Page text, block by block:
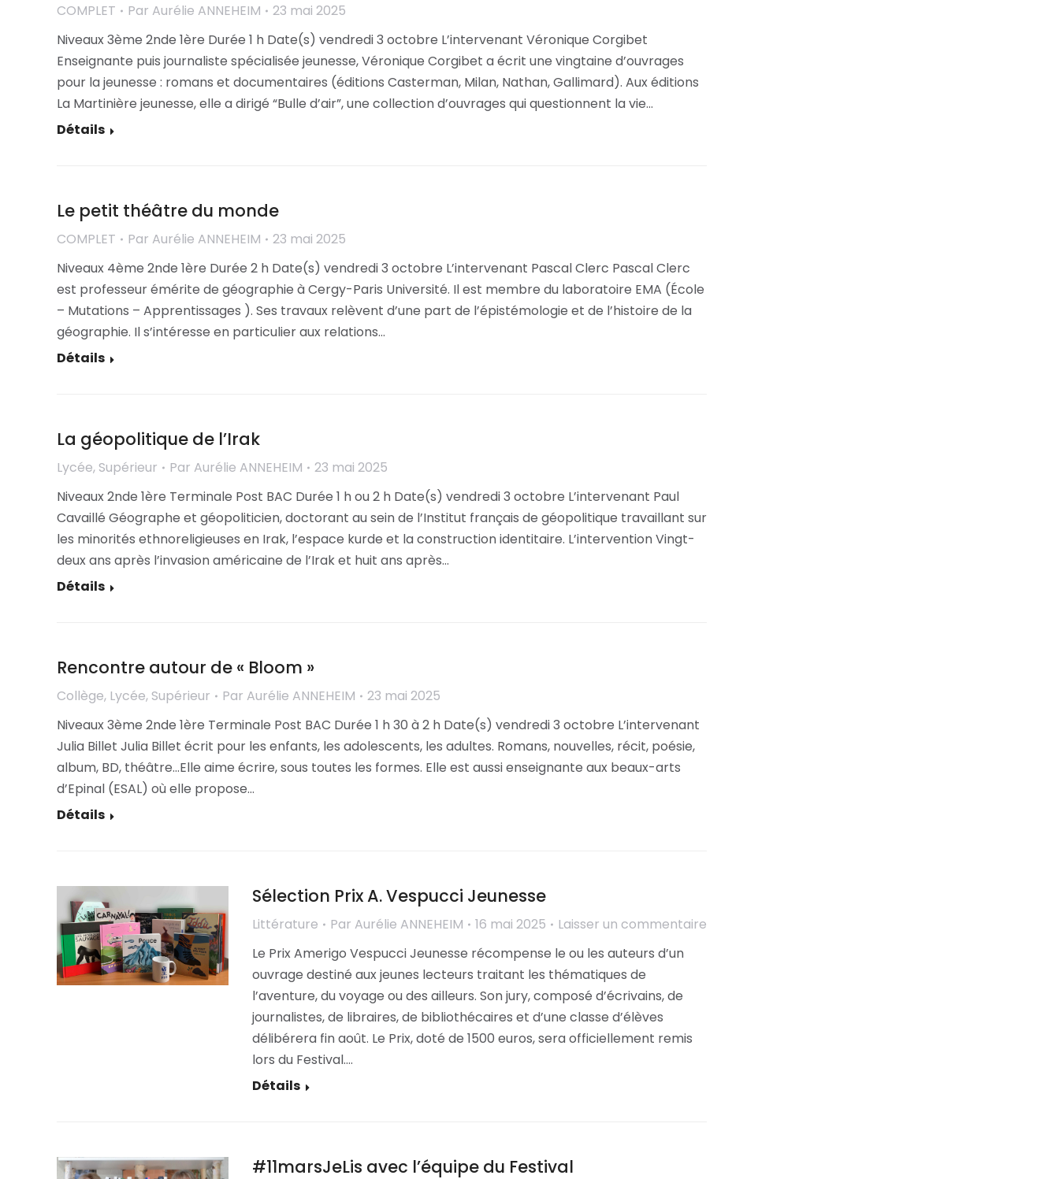
COMPLET Par Aurélie ANNEHEIM
23 mai 2025
Niveaux 3ème 2nde 1ère Durée 1 h Date(s) vendredi 3 octobre L’intervenant Véronique Corgibet
Enseignante puis journaliste spécialisée jeunesse, Véronique Corgibet a écrit une vingtaine d’ouvrages
pour la jeunesse : romans et documentaires (éditions Casterman, Milan, Nathan, Gallimard). Aux éditions
La Martinière jeunesse, elle a dirigé “Bulle d’air”, une collection d’ouvrages qui questionnent la vie…
Détails
Le petit théâtre du monde
COMPLET Par Aurélie ANNEHEIM
23 mai 2025
Niveaux 4ème 2nde 1ère Durée 2 h Date(s) vendredi 3 octobre L’intervenant Pascal Clerc Pascal Clerc
est professeur émérite de géographie à Cergy-Paris Université. Il est membre du laboratoire EMA (École
– Mutations – Apprentissages ). Ses travaux relèvent d’une part de l’épistémologie et de l’histoire de la
géographie. Il s’intéresse en particulier aux relations…
Détails
La géopolitique de l’Irak
Lycée, Supérieur Par Aurélie ANNEHEIM
23 mai 2025
Niveaux 2nde 1ère Terminale Post BAC Durée 1 h ou 2 h Date(s) vendredi 3 octobre L’intervenant Paul
Cavaillé Géographe et géopoliticien, doctorant au sein de l’Institut français de géopolitique travaillant sur
les minorités ethnoreligieuses en Irak, l’espace kurde et la construction identitaire. L’intervention Vingt-
deux ans après l’invasion américaine de l’Irak et huit ans après…
Détails
Rencontre autour de « Bloom »
Collège, Lycée, Supérieur Par Aurélie ANNEHEIM
23 mai 2025
Niveaux 3ème 2nde 1ère Terminale Post BAC Durée 1 h 30 à 2 h Date(s) vendredi 3 octobre L’intervenant
Julia Billet Julia Billet écrit pour les enfants, les adolescents, les adultes. Romans, nouvelles, récit, poésie,
album, BD, théâtre…Elle aime écrire, sous toutes les formes. Elle est aussi enseignante aux beaux-arts
d’Epinal (ESAL) où elle propose…
Détails
Sélection Prix A. Vespucci Jeunesse
Littérature Par Aurélie ANNEHEIM 16 mai 2025
Laisser un commentaire
Le Prix Amerigo Vespucci Jeunesse récompense le ou les auteurs d’un
ouvrage destiné aux jeunes lecteurs traitant les thématiques de
l’aventure, du voyage ou des ailleurs. Son jury, composé d’écrivains, de
journalistes, de libraires, de bibliothécaires et d’une classe d’élèves
délibérera fin août. Le Prix, doté de 1500 euros, sera officiellement remis
lors du Festival.…
Détails
#11marsJeLis avec l’équipe du Festival